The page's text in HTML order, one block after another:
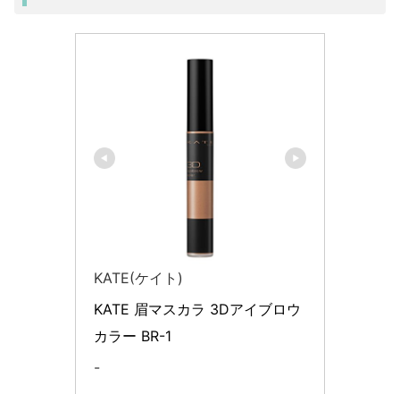
KATE(ケイト)
KATE 眉マスカラ 3Dアイブロウ
カラー BR-1
-